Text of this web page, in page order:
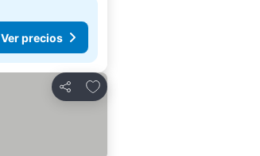
Ver precios
Compartir
Agregar a favoritos